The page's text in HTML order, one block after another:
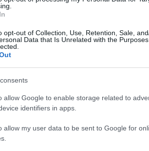
opt-out of Collection, Use, Retention, Sale,
Data that Is Unrelated with the
allow Google to enable storage related to
identifiers in apps.
allow my user data to be sent to Google for
slamom ili sijenom. Ovo
kiša. Kišne gliste se brzo
tokom truljenja organske